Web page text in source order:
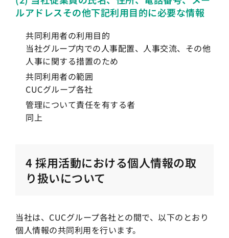
ルアドレスその他下記利用目的に必要な情報
共同利用者の利用目的
当社グループ内での人事配置、人事交流、その他
人事に関する措置のため
共同利用者の範囲
CUCグループ各社
管理について責任を有する者
同上
4 採用活動における個人情報の取
り扱いについて
当社は、CUCグループ各社との間で、以下のとおり
個人情報の共同利用を行います。